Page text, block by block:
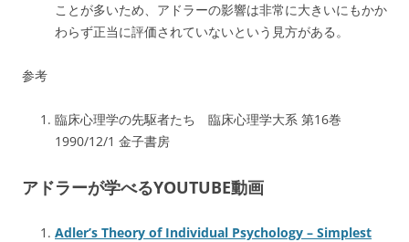
ことが多いため、アドラーの影響は非常に大きいにもかか
わらず正当に評価されていないという見方がある。
参考
臨床心理学の先駆者たち 臨床心理学大系 第16巻
1990/12/1 金子書房
アドラーが学べるYOUTUBE動画
Adler’s Theory of Individual Psychology – Simplest